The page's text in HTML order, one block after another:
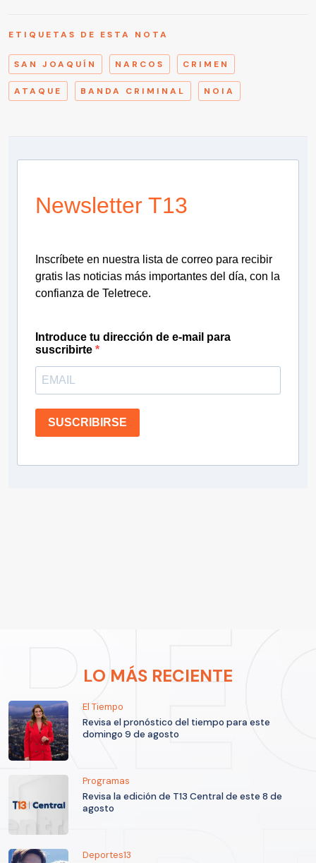
ETIQUETAS DE ESTA NOTA
SAN JOAQUÍN NARCOS CRIMEN
ATAQUE BANDA CRIMINAL NOIA
Newsletter T13
Inscríbete en nuestra lista de correo para recibir
gratis las noticias más importantes del día, con la
confianza de Teletrece.
Introduce tu dirección de e-mail para
suscribirte
SUSCRIBIRSE
LO MÁS RECIENTE
El Tiempo
Revisa el pronóstico del tiempo para este
domingo 9 de agosto
Programas
Revisa la edición de T13 Central de este 8 de
agosto
Deportes13